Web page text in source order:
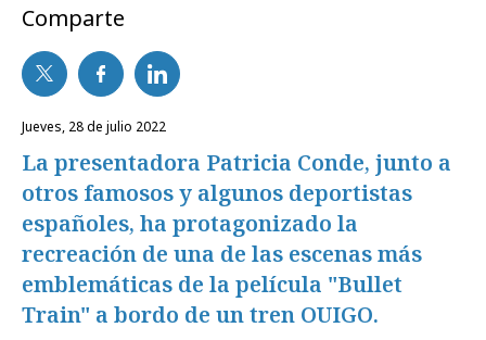
Comparte
jueves, 28 de julio 2022
La presentadora Patricia Conde, junto a
otros famosos y algunos deportistas
españoles, ha protagonizado la
recreación de una de las escenas más
emblemáticas de la película "Bullet
Train" a bordo de un tren OUIGO.